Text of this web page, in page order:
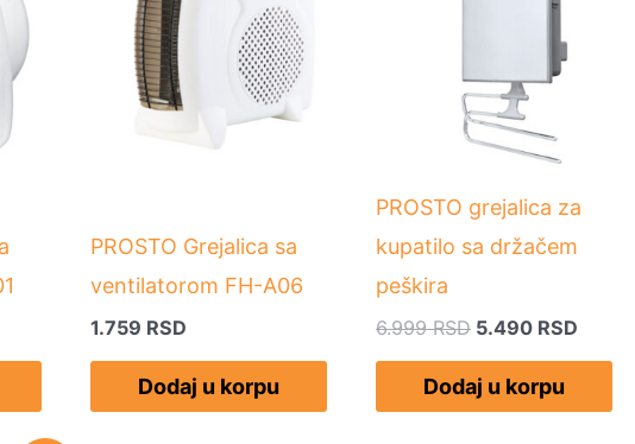
PROSTO Grejalica sa
ventilatorom FH-A06
1.759 RSD
Dodaj u korpu
PROSTO grejalica za
kupatilo sa držačem
peškira
6.999RSD 5.490 RSD
Dodaj u korpu